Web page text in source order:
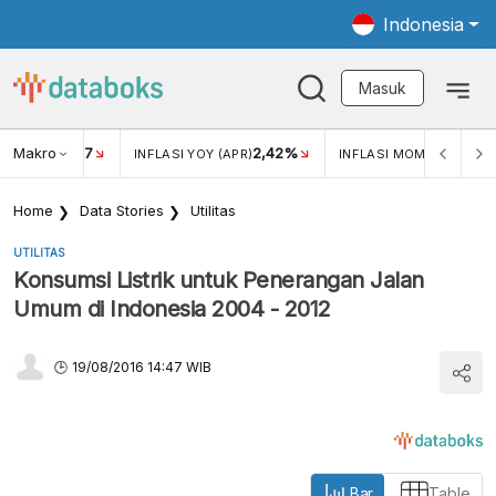
Indonesia
Masuk
Makro
USD/IDR 17 INFLASI YOY (APR)2,42% INFLASI MOM (MAR)
Home Data Stories Utilitas
UTILITAS
Konsumsi Listrik untuk Penerangan Jalan
Umum di Indonesia 2004 - 2012
19/08/2016 14:47 WIB